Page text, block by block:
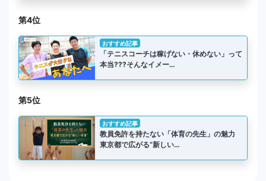
第4位
おすすめ記事
「テニスコーチは稼げない・休めない」って
本当???そんなイメー…
第5位
おすすめ記事
教員免許を持たない「体育の先生」の魅力
東京都で広がる“新しい…